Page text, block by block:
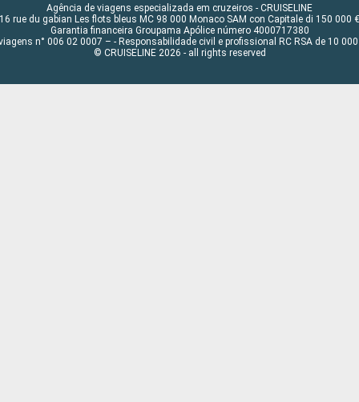
Agência de viagens especializada em cruzeiros - CRUISELINE
16 rue du gabian Les flots bleus MC 98 000 Monaco SAM con Capitale di 150 000 €
Garantia financeira Groupama Apólice número 4000717380
n° 006 02 0007 – - Responsabilidade civil e profissional RC RSA de 10 000
© CRUISELINE 2026 - all rights reserved